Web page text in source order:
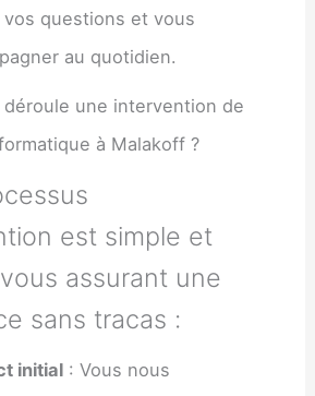
questions et vous
au quotidien.
déroule une intervention de
à Malakoff ?
est simple et
assurant une
sans tracas :
initial : Vous nous